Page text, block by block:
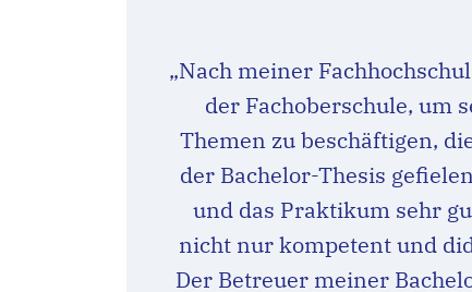
„Nach meiner
der Fachoberschule, um
Themen zu beschäftigen,
der Bachelor-Thesis
und das Praktikum sehr
nicht nur kompetent und
Der Betreuer meiner